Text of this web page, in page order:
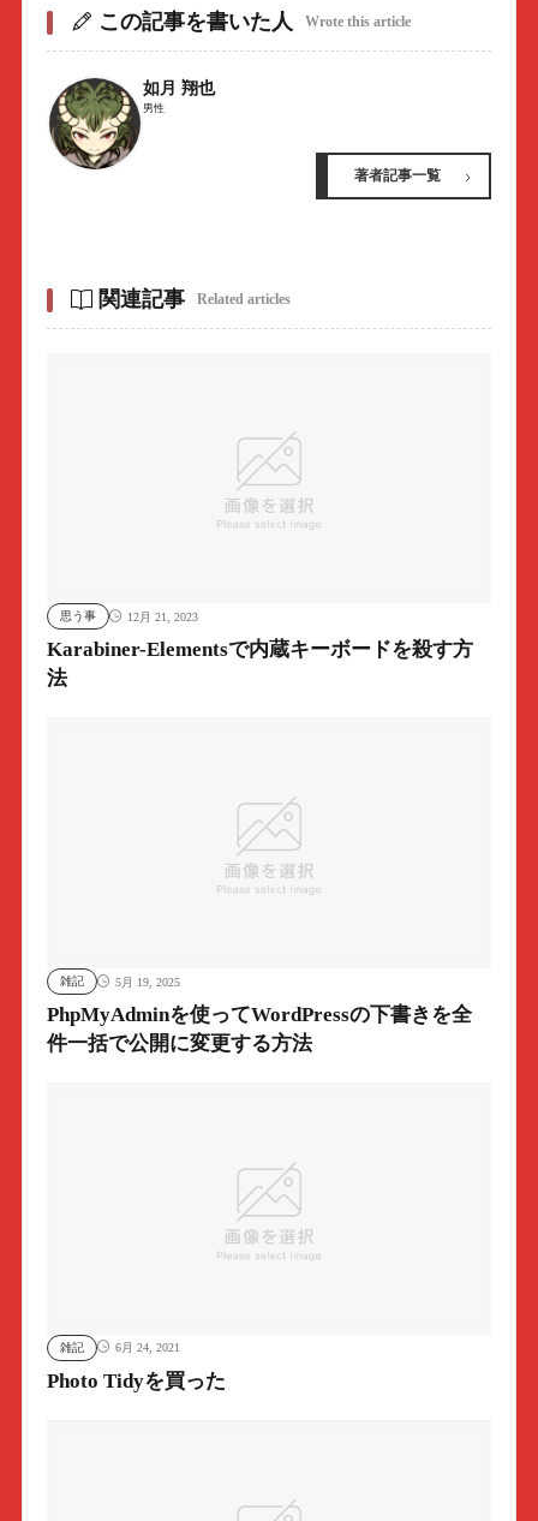
この記事を書いた人 Wrote this article
如月 翔也
男性
著者記事一覧
関連記事 Related articles
思う事 12月 21, 2023
Karabiner-Elementsで内蔵キーボードを殺す方
法
雑記 5月 19, 2025
PhpMyAdminを使ってWordPressの下書きを全
件一括で公開に変更する方法
雑記 6月 24, 2021
Photo Tidyを買った